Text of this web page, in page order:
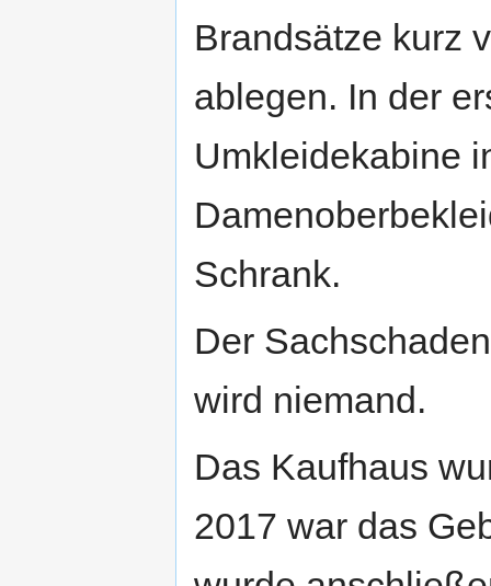
Brandsätze kurz
ablegen. In der
Umkleidekabine
Schrank.
Der
wird niemand.
Das Kaufhaus
2017 war das